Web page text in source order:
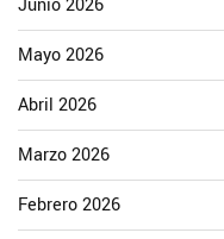
Junio 2026
Mayo 2026
Abril 2026
Marzo 2026
Febrero 2026